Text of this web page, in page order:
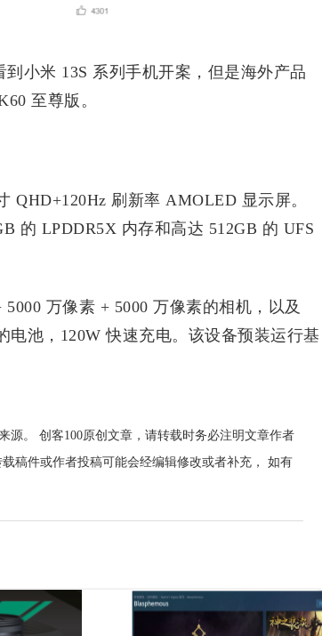
小米 13S 系列手机开案，但是海外产品
至尊版。
刷新率 AMOLED 显示屏。
的 LPDDR5X 内存和高达 512GB 的 UFS
万像素 + 5000 万像素的相机，以及
电池，120W 快速充电。该设备预装运行基
源。 创客100原创文章，请转载时务必注明文章作者
稿件或作者投稿可能会经编辑修改或者补充， 如有